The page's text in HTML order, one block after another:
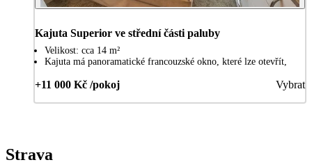
Kajuta Superior ve střední části paluby
Velikost: cca 14 m²
Kajuta má panoramatické francouzské okno, které lze otevřít,
+11 000 Kč /pokoj Vybrat
Strava